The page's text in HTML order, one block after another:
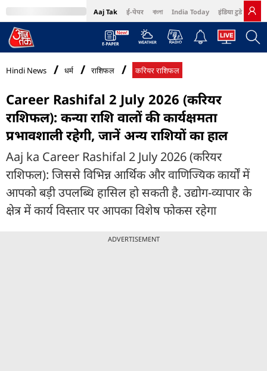
Aaj Tak ई-पेपर বাংলা India Today इंडिया टुडे हिंदी
MumbaiTak Cosmopolitan Harper's Bazaar Northeast
Hindi News धर्म राशिफल करियर राशिफल
Career Rashifal 2 July 2026 (करियर
राशिफल): कन्या राशि वालों की कार्यक्षमता
प्रभावशाली रहेगी, जानें अन्य राशियों का हाल
Aaj ka Career Rashifal 2 July 2026 (करियर
राशिफल): जिससे विभिन्न आर्थिक और वाणिज्यिक कार्यों में
आपको बड़ी उपलब्धि हासिल हो सकती है. उद्योग-व्यापार के
क्षेत्र में कार्य विस्तार पर आपका विशेष फोकस रहेगा
ADVERTISEMENT